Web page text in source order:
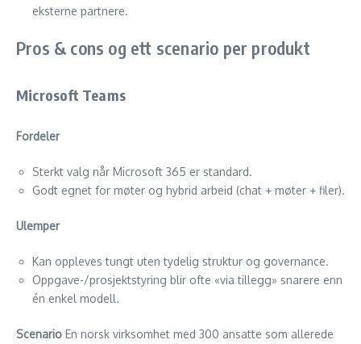
eksterne partnere.
Pros & cons og ett scenario per produkt
Microsoft Teams
Fordeler
Sterkt valg når Microsoft 365 er standard.
Godt egnet for møter og hybrid arbeid (chat + møter + filer).
Ulemper
Kan oppleves tungt uten tydelig struktur og governance.
Oppgave-/prosjektstyring blir ofte «via tillegg» snarere enn
én enkel modell.
Scenario En norsk virksomhet med 300 ansatte som allerede